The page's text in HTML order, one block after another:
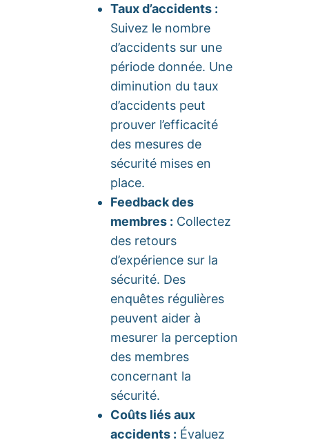
Taux d’accidents :
Suivez le nombre
d’accidents sur une
période donnée. Une
diminution du taux
d’accidents peut
prouver l’efficacité
des mesures de
sécurité mises en
place.
Feedback des
membres : Collectez
des retours
d’expérience sur la
sécurité. Des
enquêtes régulières
peuvent aider à
mesurer la perception
des membres
concernant la
sécurité.
Coûts liés aux
accidents : Évaluez